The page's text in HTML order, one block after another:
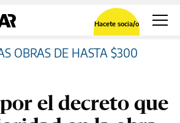
Hacete socia/o
OBRAS DE HASTA $300
el decreto que